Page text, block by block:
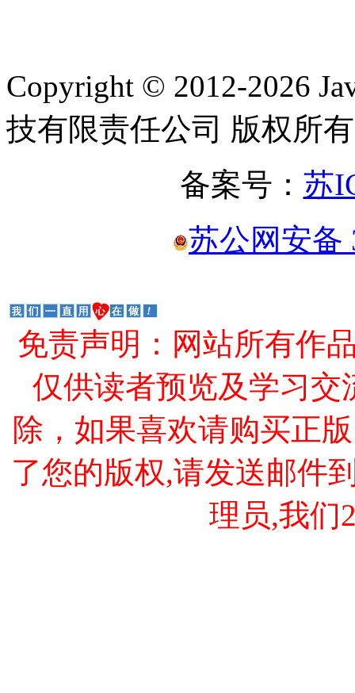
Copyright © 2012-2026
技有限责任公司 版权所有
备案号： 苏
苏公网安备
免责声明：网站所有作
仅供读者预览及学习交
除，如果喜欢请购买正
了您的版权,请发送邮件
理员,我们